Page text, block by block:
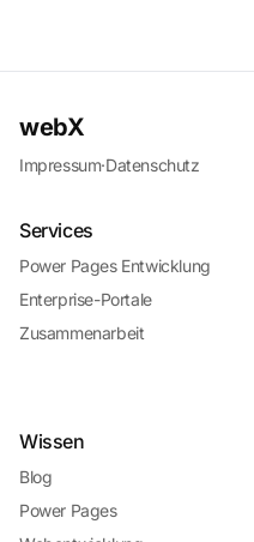
webX
Impressum·Datenschutz
Services
Power Pages Entwicklung
Enterprise-Portale
Zusammenarbeit
Wissen
Blog
Power Pages